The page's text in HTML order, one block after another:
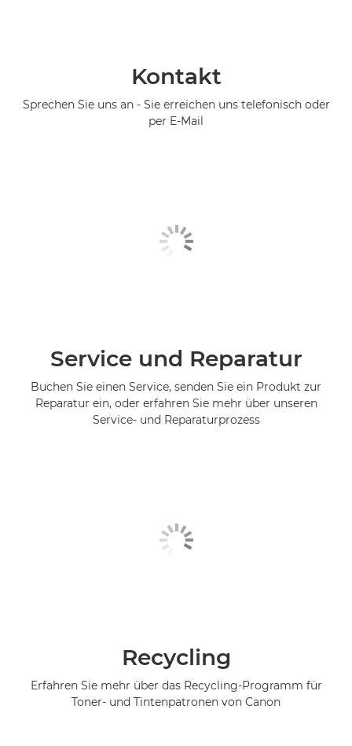
Kontakt
Sprechen Sie uns an - Sie erreichen uns telefonisch oder
per E-Mail
Service und Reparatur
Buchen Sie einen Service, senden Sie ein Produkt zur
Reparatur ein, oder erfahren Sie mehr über unseren
Service- und Reparaturprozess
Recycling
Erfahren Sie mehr über das Recycling-Programm für
Toner- und Tintenpatronen von Canon